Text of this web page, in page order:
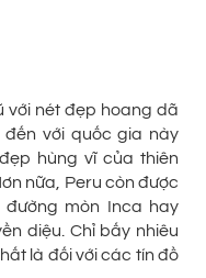
với nét đẹp hoang dã
với quốc gia này
hùng vĩ của thiên
nữa, Peru còn được
mòn Inca hay
diệu. Chỉ bấy nhiêu
là đối với các tín đồ